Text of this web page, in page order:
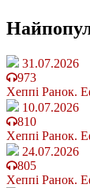
31.07.2026
973
Хеппі Ранок.
10.07.2026
810
Хеппі Ранок.
24.07.2026
805
Хеппі Ранок.